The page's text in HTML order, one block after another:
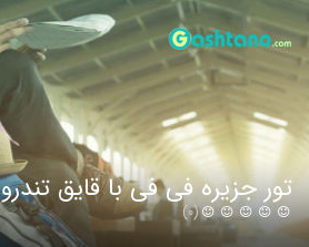
تور جزیره فی فی با قایق تندرو
(0)